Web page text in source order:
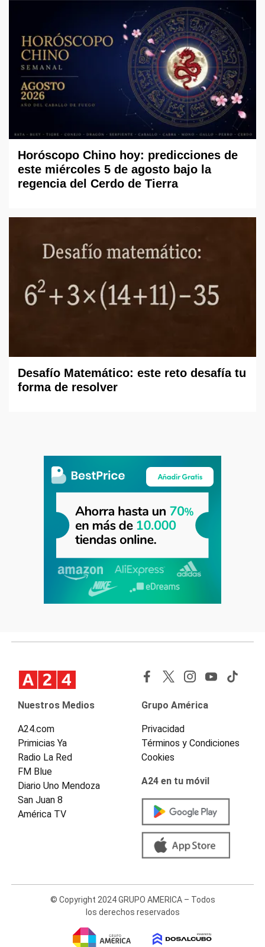
Horóscopo Chino hoy: predicciones de
este miércoles 5 de agosto bajo la
regencia del Cerdo de Tierra
Desafío Matemático: este reto desafía tu
forma de resolver
Nuestros Medios
A24.com
Primicias Ya
Radio La Red
FM Blue
Diario Uno Mendoza
San Juan 8
América TV
Grupo América
Privacidad
Términos y Condiciones
Cookies
A24 en tu móvil
© Copyright 2024 GRUPO AMERICA – Todos
los derechos reservados